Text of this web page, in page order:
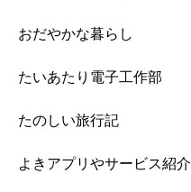
おだやかな暮らし
たいあたり電子工作部
たのしい旅行記
よきアプリやサービス紹介